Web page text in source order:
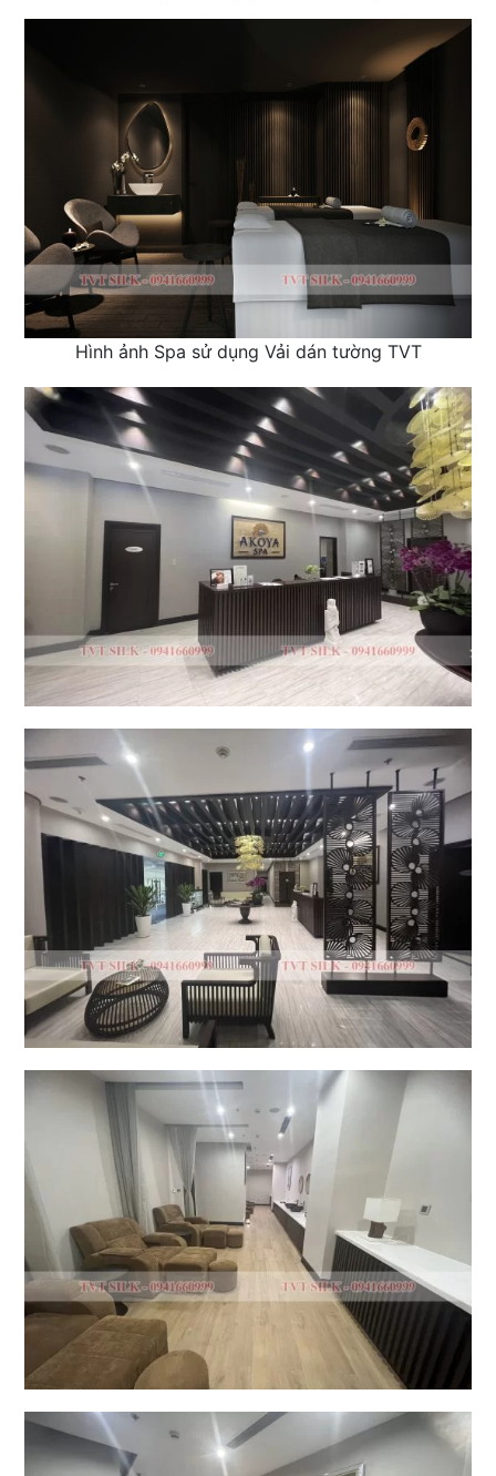
Hình ảnh Spa sử dụng Vải dán tường TVT